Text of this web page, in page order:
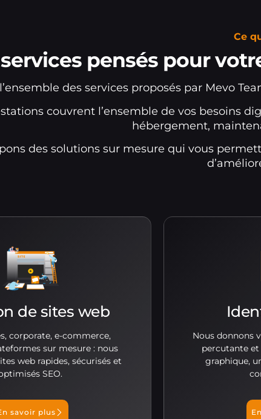
Ce
pensés pour
des services proposés par Mevo
couvrent l’ensemble de vos besoins
hébergement,
des solutions sur mesure qui vous
de sites web
corporate, e-commerce,
sur mesure : nous
web rapides, sécurisés et
SEO.
savoir plus
Nous donnons
percutante
graphique,